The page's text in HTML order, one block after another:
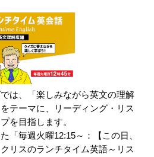
は、「楽しみながら英文の理解
テーマに、リーディング・リス
を目指します。
「毎週火曜12:15～：【この日、
リスのランチタイム英語～リス